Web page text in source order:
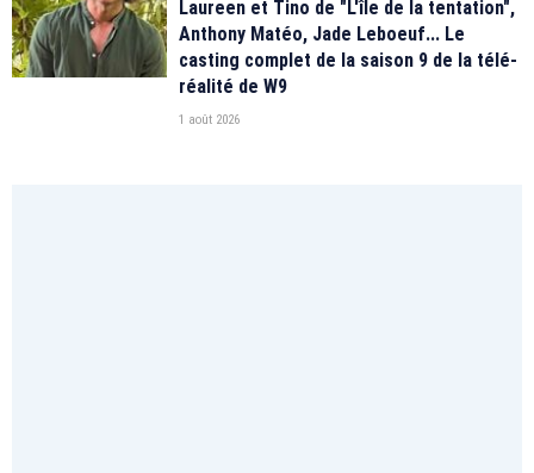
Laureen et Tino de "L'île de la tentation",
Anthony Matéo, Jade Leboeuf... Le
casting complet de la saison 9 de la télé-
réalité de W9
1 août 2026